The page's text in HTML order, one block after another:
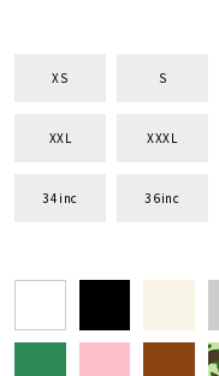
XS S
XXL XXXL
34inc 36inc